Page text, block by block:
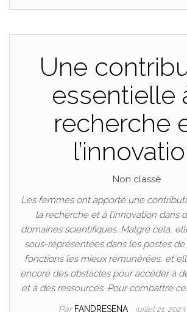
Une
essentielle
recherche
Non classé
Les femmes ont apporté une
la recherche et à l’innovation dans
domaines scientifiques. Malgré cela,
sous-représentées dans les postes
fonctions les mieux rémunérées, et
encore des obstacles pour accéder à
et à des ressources. Pour combattre
Par FANDRESENA juillet 21, 2023